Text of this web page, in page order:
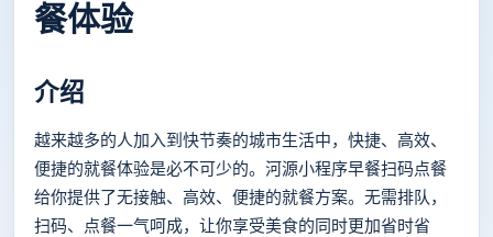
餐体验
介绍
越来越多的人加入到快节奏的城市生活中，快捷、高效、
便捷的就餐体验是必不可少的。河源小程序早餐扫码点餐
给你提供了无接触、高效、便捷的就餐方案。无需排队，
扫码、点餐一气呵成，让你享受美食的同时更加省时省